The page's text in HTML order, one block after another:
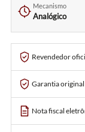
Mecanismo
Analógico
Revendedor
Garantia original
Nota fiscal